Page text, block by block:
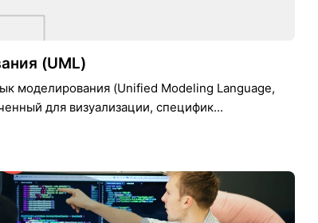
(UML)
моделирования (Unified Modeling Language,
для визуализации, специфик...